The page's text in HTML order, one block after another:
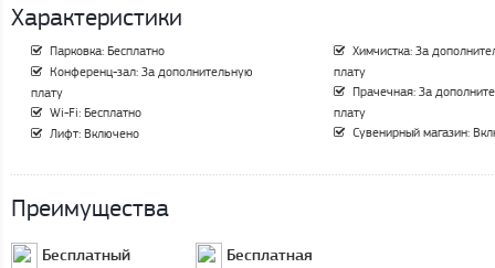
Характеристики
Парковка: Бесплатно
Конференц-зал: За дополнительную
плату
Wi-Fi: Бесплатно
Лифт: Включено
Химчистка: За
плату
Прачечная: За
плату
Сувенирный магазин:
Преимущества
Бесплатный
Бесплатная